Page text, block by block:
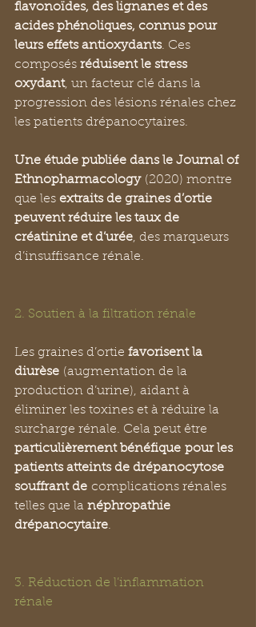
flavonoïdes, des lignanes et des
acides phénoliques, connus pour
leurs effets antioxydants. Ces
composés réduisent le stress
oxydant, un facteur clé dans la
progression des lésions rénales chez
les patients drépanocytaires.
Une étude publiée dans le Journal of
Ethnopharmacology (2020) montre
que les extraits de graines d’ortie
peuvent réduire les taux de
créatinine et d’urée, des marqueurs
d’insuffisance rénale.
2. Soutien à la filtration rénale
Les graines d’ortie favorisent la
diurèse (augmentation de la
production d’urine), aidant à
éliminer les toxines et à réduire la
surcharge rénale. Cela peut être
particulièrement bénéfique pour les
patients atteints de drépanocytose
souffrant de complications rénales
telles que la néphropathie
drépanocytaire.
3. Réduction de l’inflammation
rénale